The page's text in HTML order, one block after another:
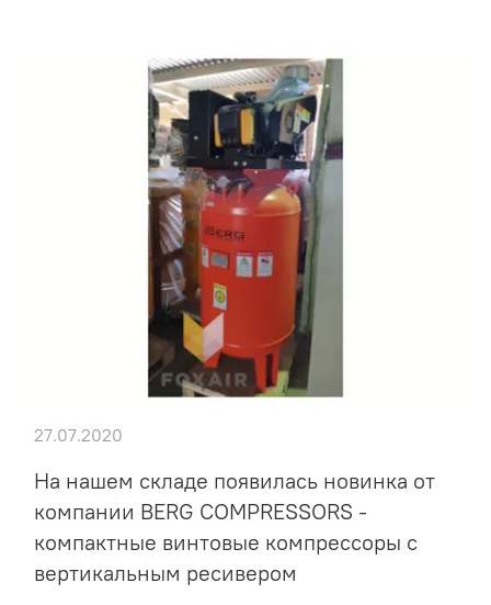
На нашем складе появилась новинка от
компании BERG COMPRESSORS -
компактные винтовые компрессоры с
вертикальным ресивером
27.07.2020